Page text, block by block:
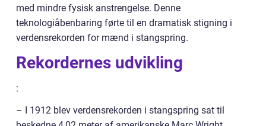
med mindre fysisk anstrengelse. Denne
teknologiåbenbaring førte til en dramatisk stigning i
verdensrekorden for mænd i stangspring.
Rekordernes udvikling
:
– I 1912 blev verdensrekorden i stangspring sat til